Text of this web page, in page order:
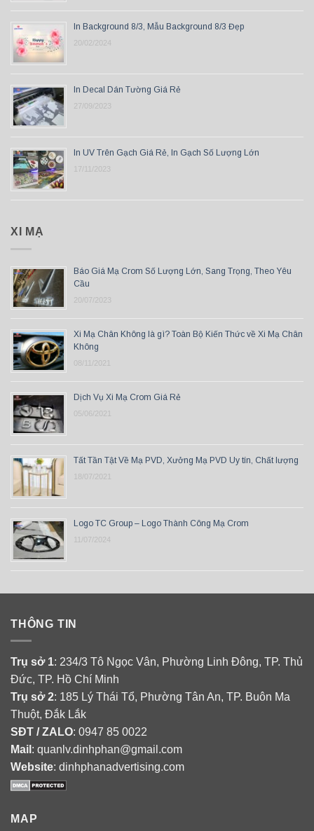
In Background 8/3, Mẫu Background 8/3 Đẹp
20/02/2024
In Decal Dán Tường Giá Rẻ
27/09/2023
In UV Trên Gạch Giá Rẻ, In Gạch Số Lượng Lớn
17/11/2023
XI MẠ
Báo Giá Mạ Crom Số Lượng Lớn, Sang Trọng, Theo Yêu
Cầu
20/07/2023
Xi Mạ Chân Không là gì? Toàn Bộ Kiến Thức về Xi Mạ Chân
Không
08/11/2021
Dịch Vụ Xi Mạ Crom Giá Rẻ
05/06/2021
Tất Tần Tật Về Mạ PVD, Xưởng Mạ PVD Uy tín, Chất lượng
18/07/2021
Logo TC Group – Logo Thành Công Mạ Crom
11/07/2024
THÔNG TIN
Trụ sở 1: 234/3 Tô Ngọc Vân, Phường Linh Đông, TP. Thủ
Đức, TP. Hồ Chí Minh
Trụ sở 2: 185 Lý Thái Tổ, Phường Tân An, TP. Buôn Ma
Thuột, Đắk Lắk
SĐT / ZALO: 0947 85 0022
Mail : quanlv.dinhphan@gmail.com
Website: dinhphanadvertising.com
MAP